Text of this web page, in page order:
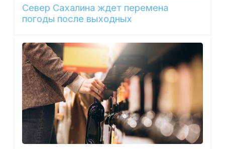
Север Сахалина ждет перемена
погоды после выходных